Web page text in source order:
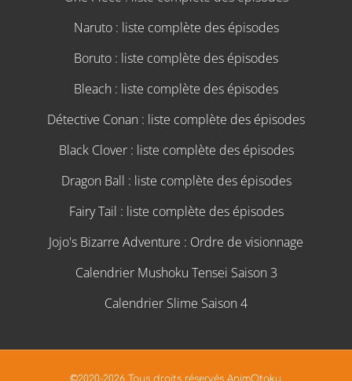
Naruto : liste complète des épisodes
Boruto : liste complète des épisodes
Bleach : liste complète des épisodes
Détective Conan : liste complète des épisodes
Black Clover : liste complète des épisodes
Dragon Ball : liste complète des épisodes
Fairy Tail : liste complète des épisodes
Jojo's Bizarre Adventure : Ordre de visionnage
Calendrier Mushoku Tensei Saison 3
Calendrier Slime Saison 4
©2020-2026 Tous droits réservés AnimOtaku.